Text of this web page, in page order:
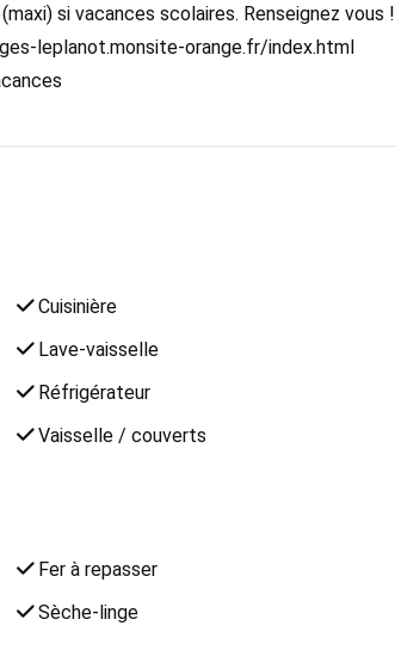
si vacances scolaires. Renseignez vous !
leplanot.monsite-orange.fr/index.html
Cuisinière
Lave-vaisselle
Réfrigérateur
Vaisselle / couverts
Fer à repasser
Sèche-linge